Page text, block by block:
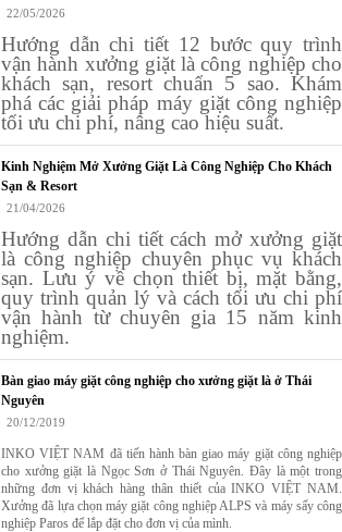
22/05/2026
Hướng dẫn chi tiết 12 bước quy trình
vận hành xưởng giặt là công nghiệp cho
khách sạn, resort chuẩn 5 sao. Khám
phá các giải pháp máy giặt công nghiệp
tối ưu chi phí, nâng cao hiệu suất.
Kinh Nghiệm Mở Xưởng Giặt Là Công Nghiệp Cho Khách
Sạn & Resort
21/04/2026
Hướng dẫn chi tiết cách mở xưởng giặt
là công nghiệp chuyên phục vụ khách
sạn. Lưu ý về chọn thiết bị, mặt bằng,
quy trình quản lý và cách tối ưu chi phí
vận hành từ chuyên gia 15 năm kinh
nghiệm.
Bàn giao máy giặt công nghiệp cho xưởng giặt là ở Thái
Nguyên
20/12/2019
INKO VIỆT NAM đã tiến hành bàn giao máy giặt công nghiệp
cho xưởng giặt là Ngọc Sơn ở Thái Nguyên. Đây là một trong
những đơn vị khách hàng thân thiết của INKO VIỆT NAM.
Xưởng đã lựa chọn máy giặt công nghiệp ALPS và máy sấy công
nghiệp Paros để lắp đặt cho đơn vị của mình.